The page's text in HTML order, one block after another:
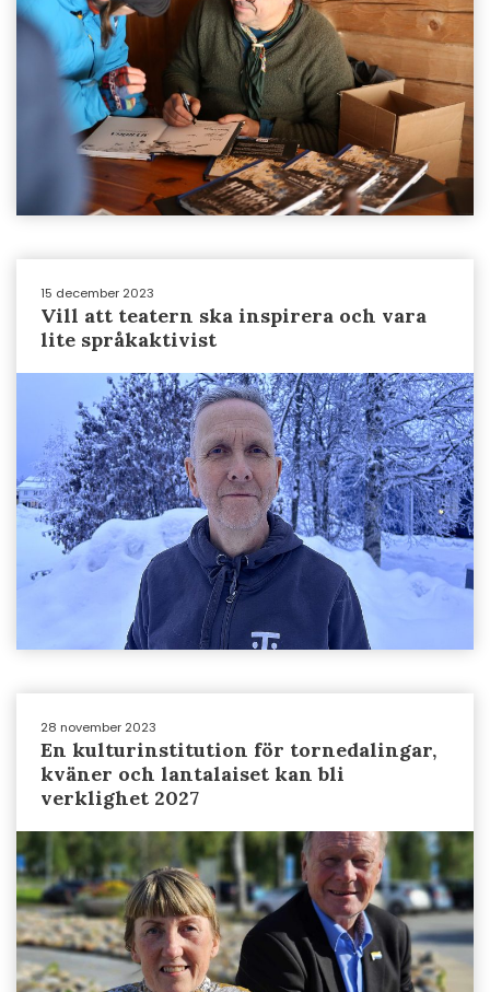
15 december 2023
Vill att teatern ska inspirera och vara
lite språkaktivist
28 november 2023
En kulturinstitution för tornedalingar,
kväner och lantalaiset kan bli
verklighet 2027